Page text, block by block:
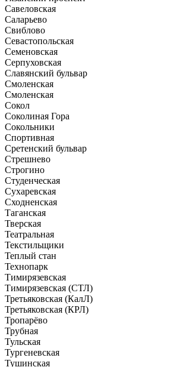
Савеловская
Саларьево
Свиблово
Севастопольская
Семеновская
Серпуховская
Славянский бульвар
Смоленская
Смоленская
Сокол
Соколиная Гора
Сокольники
Спортивная
Сретенский бульвар
Стрешнево
Строгино
Студенческая
Сухаревская
Сходненская
Таганская
Тверская
Театральная
Текстильщики
Теплый стан
Технопарк
Тимирязевская
Тимирязевская (СТЛ)
Третьяковская (КалЛ)
Третьяковская (КРЛ)
Тропарёво
Трубная
Тульская
Тургеневская
Тушинская